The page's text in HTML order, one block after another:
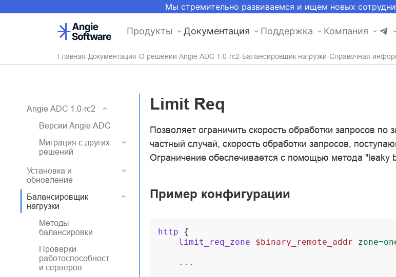
Мы стремительно развиваемся и ищем новых
Продукты Документация Поддержка Компания
Главная Документация О решении Angie ADC 1.0-rc2 Балансировщик нагрузки Справочная
Angie ADC 1.0-rc2
Версии Angie ADC
Миграция с других
решений
Установка и
обновление
Балансировщик
нагрузки
Методы
балансировки
Проверки
работоспособност
и серверов
Limit Req
Позволяет ограничить скорость обработки запросов по
частный случай, скорость обработки запросов,
Ограничение обеспечивается с помощью метода "leaky
Пример конфигурации
http
{
limit_req_zone
$binary_remote_addr
...